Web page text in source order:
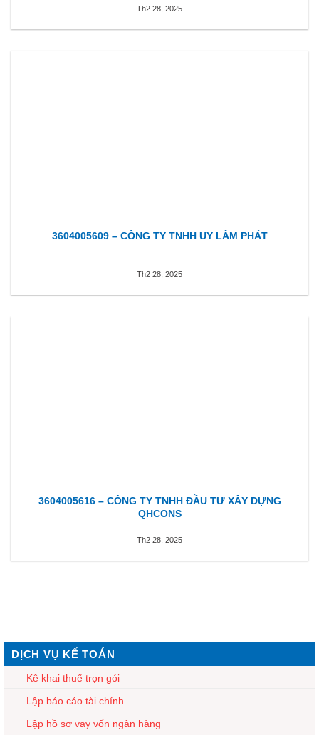
Th2 28, 2025
3604005609 – CÔNG TY TNHH UY LÂM PHÁT
Th2 28, 2025
3604005616 – CÔNG TY TNHH ĐẦU TƯ XÂY DỰNG
QHCONS
Th2 28, 2025
DỊCH VỤ KẾ TOÁN
Kê khai thuế trọn gói
Lập báo cáo tài chính
Lập hồ sơ vay vốn ngân hàng